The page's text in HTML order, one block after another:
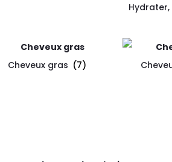
Hydrater,
Cheveux gras (7)